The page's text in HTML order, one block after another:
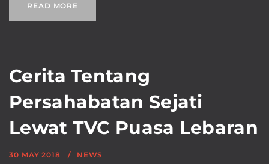
READ MORE
Cerita Tentang
Persahabatan Sejati
Lewat TVC Puasa Lebaran
30 MAY 2018 NEWS